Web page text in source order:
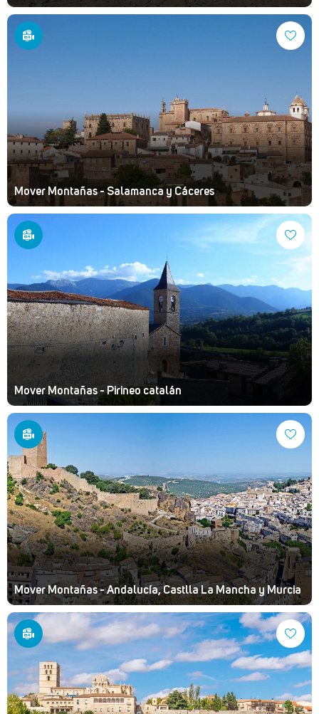
Mover Montañas - Salamanca y Cáceres
Mover Montañas - Pirineo catalán
Mover Montañas - Andalucía, Castlla La Mancha y Murcia